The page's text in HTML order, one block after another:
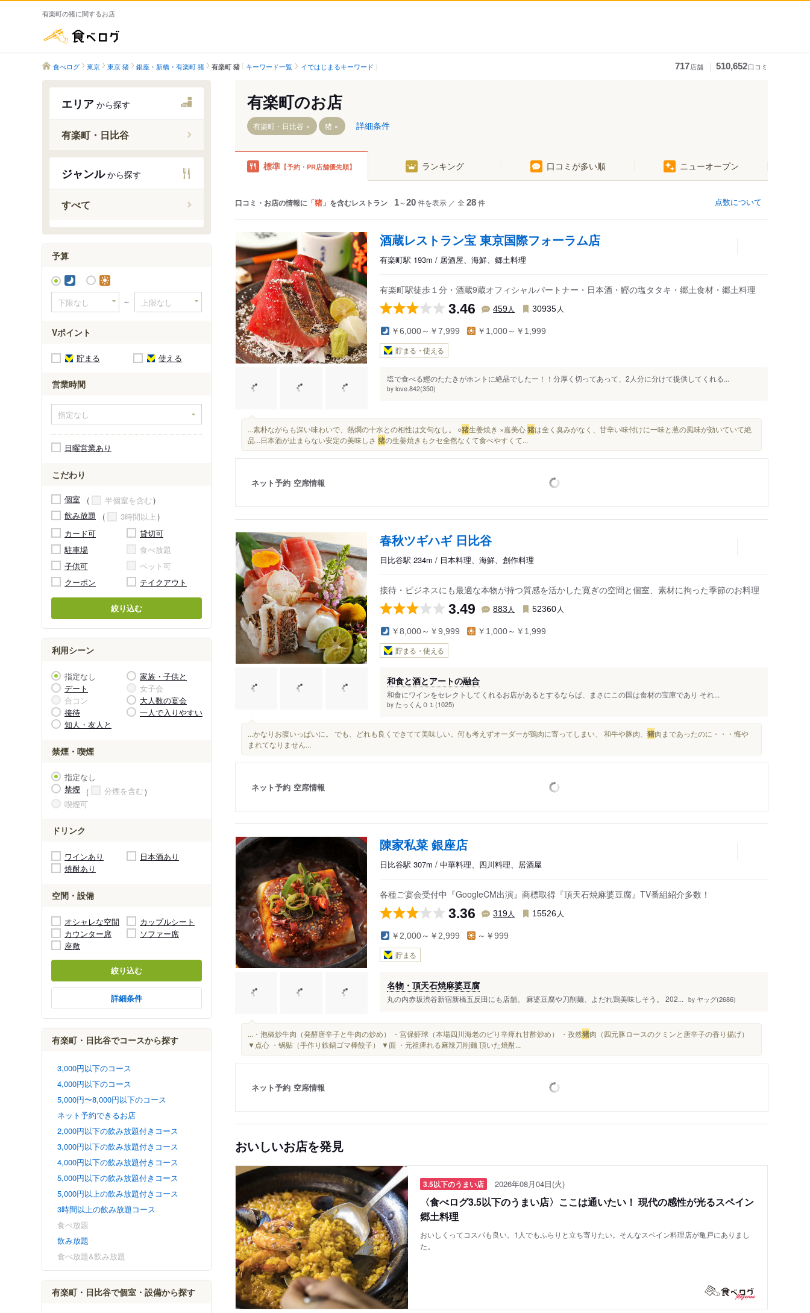
有楽町の猪に関するお店
食べログ 東京 東京 猪 銀座・新橋・有楽町 猪 有楽町 猪 キーワード一覧 イではじまるキーワード 717店舗 510,652口コミ
エリア から探す
有楽町・日比谷
ジャンルから探す
すべて
予算
～
Vポイント
貯まる 使える
営業時間
日曜営業あり
こだわり
個室
半個室を含む
飲み放題
3時間以上
カード可
貸切可
駐車場
食べ放題
子供可
ペット可
クーポン
テイクアウト
絞り込む
利用シーン
指定なし
家族・子供と
デート
女子会
合コン
大人数の宴会
接待
一人で入りやすい
知人・友人と
禁煙・喫煙
指定なし
禁煙
分煙を含む
喫煙可
ドリンク
ワインあり
日本酒あり
焼酎あり
空間・設備
オシャレな空間
カップルシート
カウンター席
ソファー席
座敷
絞り込む
詳細条件
有楽町・日比谷でコースから探す
3,000円以下のコース
4,000円以下のコース
5,000円〜8,000円以下のコース
ネット予約できるお店
2,000円以下の飲み放題付きコース
3,000円以下の飲み放題付きコース
4,000円以下の飲み放題付きコース
5,000円以下の飲み放題付きコース
5,000円以上の飲み放題付きコース
3時間以上の飲み放題コース
食べ放題
飲み放題
食べ放題&飲み放題
有楽町・日比谷で個室・設備から探す
有楽町のお店
有楽町・日比谷 猪 詳細条件
標準 【予約・PR店舗優先順】 ランキング 口コミが多い順 ニューオープン
口コミ・お店の情報に「猪 」を含むレストラン 1～20件を表示 ／ 全 28件 点数について
酒蔵レストラン宝 東京国際フォーラム店
有楽町駅 193m / 居酒屋、海鮮、郷土料理
有楽町駅徒歩１分・酒蔵9蔵オフィシャルパートナー・日本酒・鰹の塩タタキ・郷土食材・郷土料理
3.46 459人 30935 人
￥6,000～￥7,999 ￥1,000～￥1,999
貯まる・使える
塩で食べる鰹のたたきがホントに絶品でしたー！！分厚く切ってあって、2人分に分けて提供してくれる...
by love.842(350)
...素朴ながらも深い味わいで、熱燗の十水との相性は文句なし。 ○猪生姜焼き ×嘉美心猪は全く臭みがなく、甘辛い味付けに一味と葱の風味が効いていて絶
品...日本酒が止まらない安定の美味しさ 猪の生姜焼きもクセ全然なくて食べやすくて...
ネット予約 空席情報
春秋ツギハギ 日比谷
日比谷駅 234m / 日本料理、海鮮、創作料理
接待・ビジネスにも最適な本物が持つ質感を活かした寛ぎの空間と個室、素材に拘った季節のお料理
3.49 883 人 52360 人
￥8,000～￥9,999 ￥1,000～￥1,999
貯まる・使える
和食と酒とアートの融合
和食にワインをセレクトしてくれるお店があるとするならば、まさにこの国は食材の宝庫であり それ...
by たっくん０１(1025)
...かなりお腹いっぱいに。 でも、どれも良くできてて美味しい。何も考えずオーダーが鶏肉に寄ってしまい、 和牛や豚肉、 猪肉まであったのに・・・悔や
まれてなりません...
ネット予約 空席情報
陳家私菜 銀座店
日比谷駅 307m / 中華料理、四川料理、居酒屋
各種ご宴会受付中『GoogleCM出演』商標取得『頂天石焼麻婆豆腐』TV番組紹介多数！
3.36 319人 15526 人
￥2,000～￥2,999 ～￥999
貯まる
名物・頂天石焼麻婆豆腐
丸の内赤坂渋谷新宿新橋五反田にも店舗。 麻婆豆腐や刀削麺、よだれ鶏美味しそう。 202... by ヤッグ(2686)
...・泡椒炒牛肉（発酵唐辛子と牛肉の炒め） ・宫保虾球（本場四川海老のピり辛痺れ甘酢炒め） ・孜然猪肉（四元豚ロースのクミンと唐辛子の香り揚げ）
▼点心 ・锅贴（手作り鉄鍋ゴマ棒餃子） ▼面 ・元祖痺れる麻辣刀削麺 頂いた焼酎...
ネット予約 空席情報
おいしいお店を発見
3.5以下のうまい店 2026年08月04日(火)
〈食べログ3.5以下のうまい店〉ここは通いたい！ 現代の感性が光るスペイン
郷土料理
おいしくってコスパも良い。1人でもふらりと立ち寄りたい。そんなスペイン料理店が亀戸にありまし
た。